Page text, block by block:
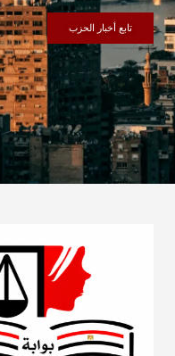
تابع أخبار الحزب